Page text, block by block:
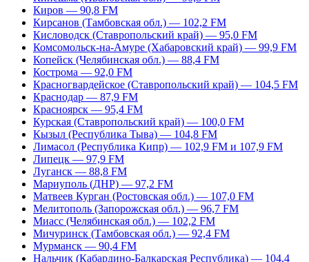
Киров — 90,8 FM
Кирсанов (Тамбовская обл.) — 102,2 FM
Кисловодск (Ставропольский край) — 95,0 FM
Комсомольск-на-Амуре (Хабаровский край) — 99,9 FM
Копейск (Челябинская обл.) — 88,4 FM
Кострома — 92,0 FM
Красногвардейское (Ставропольский край) — 104,5 FM
Краснодар — 87,9 FM
Красноярск — 95,4 FM
Курская (Ставропольский край) — 100,0 FM
Кызыл (Республика Тыва) — 104,8 FM
Лимасол (Республика Кипр) — 102,9 FM и 107,9 FM
Липецк — 97,9 FM
Луганск — 88,8 FM
Мариуполь (ДНР) — 97,2 FM
Матвеев Курган (Ростовская обл.) — 107,0 FM
Мелитополь (Запорожская обл.) — 96,7 FM
Миасс (Челябинская обл.) — 102,2 FM
Мичуринск (Тамбовская обл.) — 92,4 FM
Мурманск — 90,4 FM
Нальчик (Кабардино-Балкарская Республика) — 104,4